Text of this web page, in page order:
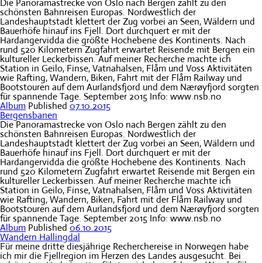
Die Panoramastrecke von Oslo nach Bergen zählt zu den
schönsten Bahnreisen Europas. Nordwestlich der
Landeshauptstadt klettert der Zug vorbei an Seen, Wäldern und
Bauerhöfe hinauf ins Fjell. Dort durchquert er mit der
Hardangervidda die größte Hochebene des Kontinents. Nach
rund 520 Kilometern Zugfahrt erwartet Reisende mit Bergen ein
kultureller Leckerbissen. Auf meiner Recherche machte ich
Station in Geilo, Finse, Vatnahalsen, Flåm und Voss Aktivitäten
wie Rafting, Wandern, Biken, Fahrt mit der Flåm Railway und
Bootstouren auf dem Aurlandsfjord und dem Nærøyfjord sorgten
für spannende Tage. September 2015 Info: www.nsb.no
Album Published 07.10.2015
Bergensbanen
Die Panoramastrecke von Oslo nach Bergen zählt zu den
schönsten Bahnreisen Europas. Nordwestlich der
Landeshauptstadt klettert der Zug vorbei an Seen, Wäldern und
Bauerhöfe hinauf ins Fjell. Dort durchquert er mit der
Hardangervidda die größte Hochebene des Kontinents. Nach
rund 520 Kilometern Zugfahrt erwartet Reisende mit Bergen ein
kultureller Leckerbissen. Auf meiner Recherche machte ich
Station in Geilo, Finse, Vatnahalsen, Flåm und Voss Aktivitäten
wie Rafting, Wandern, Biken, Fahrt mit der Flåm Railway und
Bootstouren auf dem Aurlandsfjord und dem Nærøyfjord sorgten
für spannende Tage. September 2015 Info: www.nsb.no
Album Published 06.10.2015
Wandern Hallingdal
Für meine dritte diesjährige Recherchereise in Norwegen habe
ich mir die Fjellregion im Herzen des Landes ausgesucht. Bei